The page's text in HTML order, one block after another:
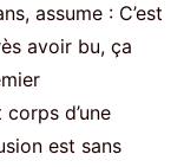
assume : C’est
avoir bu, ça
corps d’une
est sans